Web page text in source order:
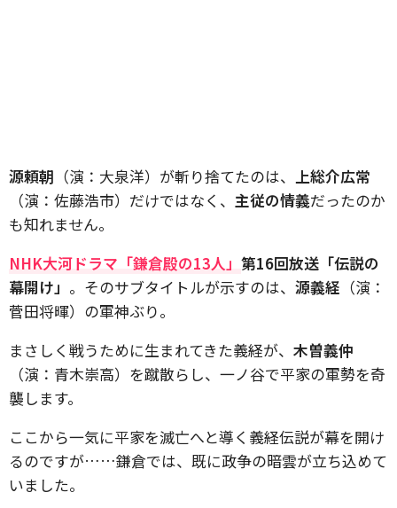
源頼朝 （演：大泉洋）が斬り捨てたのは、 上総介広常
（演：佐藤浩市）だけではなく、 主従の情義だったのか
も知れません。
NHK大河ドラマ「鎌倉殿の13人」 第16回放送「伝説の
幕開け」 。そのサブタイトルが示すのは、 源義経 （演：
菅田将暉）の軍神ぶり。
まさしく戦うために生まれてきた義経が、 木曽義仲
（演：青木崇高）を蹴散らし、一ノ谷で平家の軍勢を奇
襲します。
ここから一気に平家を滅亡へと導く義経伝説が幕を開け
るのですが……鎌倉では、既に政争の暗雲が立ち込めて
いました。